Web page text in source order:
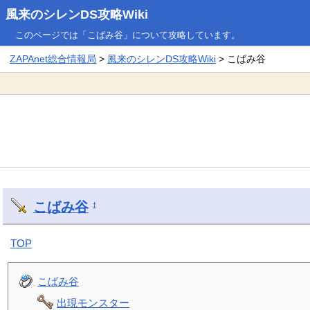
風来のシレンDS攻略Wiki
このページでは「こばみ谷」について攻略しています。
ZAPAnet総合情報局 > 風来のシレンDS攻略Wiki > こばみ谷
こばみ谷 †
TOP
こばみ谷
出現モンスター